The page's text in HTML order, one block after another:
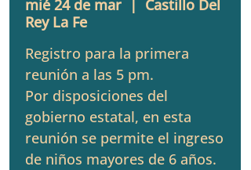
mié 24 de mar
  |
Castillo Del
Rey La Fe
Registro para la primera
reunión a las 5 pm.
Por disposiciones del
gobierno estatal, en esta
reunión se permite el ingreso
de niños mayores de 6 años.